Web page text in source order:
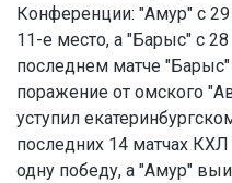
Конференции: "Амур" с
11-е место, а "Барыс" с
последнем матче
поражение от омского
уступил
последних 14 матчах
одну победу, а "Амур"